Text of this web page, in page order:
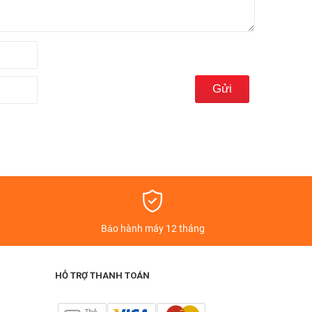
mới fullbox nguyên seal, bảo hành chính hãng trên
Bảo hành máy 12 tháng
HỖ TRỢ THANH TOÁN